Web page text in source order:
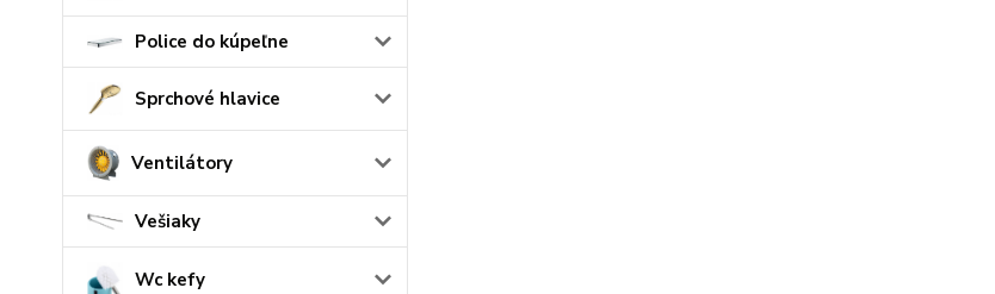
Police do kúpeľne
Sprchové hlavice
Ventilátory
Vešiaky
Wc kefy